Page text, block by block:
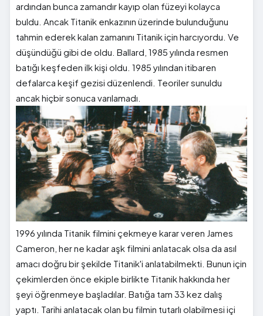
ardından bunca zamandır kayıp olan füzeyi kolayca
buldu. Ancak Titanik enkazının üzerinde bulunduğunu
tahmin ederek kalan zamanını Titanik için harcıyordu. Ve
düşündüğü gibi de oldu. Ballard, 1985 yılında resmen
batığı keşfeden ilk kişi oldu. 1985 yılından itibaren
defalarca keşif gezisi düzenlendi. Teoriler sunuldu
ancak hiçbir sonuca varılamadı.
1996 yılında Titanik filmini çekmeye karar veren James
Cameron, her ne kadar aşk filmini anlatacak olsa da asıl
amacı doğru bir şekilde Titanik'i anlatabilmekti. Bunun için
çekimlerden önce ekiple birlikte Titanik hakkında her
şeyi öğrenmeye başladılar. Batığa tam 33 kez dalış
yaptı. Tarihi anlatacak olan bu filmin tutarlı olabilmesi içi